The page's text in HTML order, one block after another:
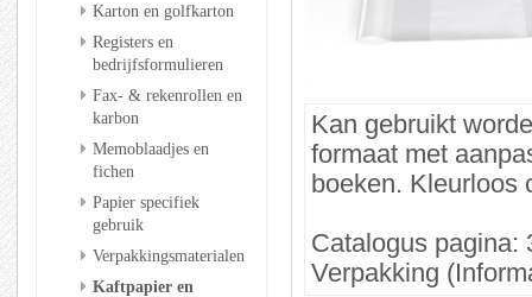
Karton en golfkarton
Registers en
bedrijfsformulieren
Fax- & rekenrollen en
karbon
Memoblaadjes en
fichen
Papier specifiek
gebruik
Verpakkingsmaterialen
Kaftpapier en
Kan gebruikt
formaat met
boeken. Kleurloos
Catalogus pagina:
Verpakking